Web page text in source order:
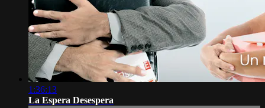
1:36:13
La Espera Desespera